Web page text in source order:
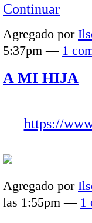
Continuar
Agregado por
5:37pm — 1
A MI HIJA
https://
Agregado por
las 1:55pm — 1